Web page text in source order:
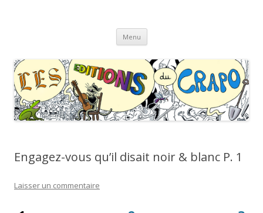
Menu Aller
contenu
Engagez-vous qu’il disait noir & blanc P. 1
Laisser un commentaire